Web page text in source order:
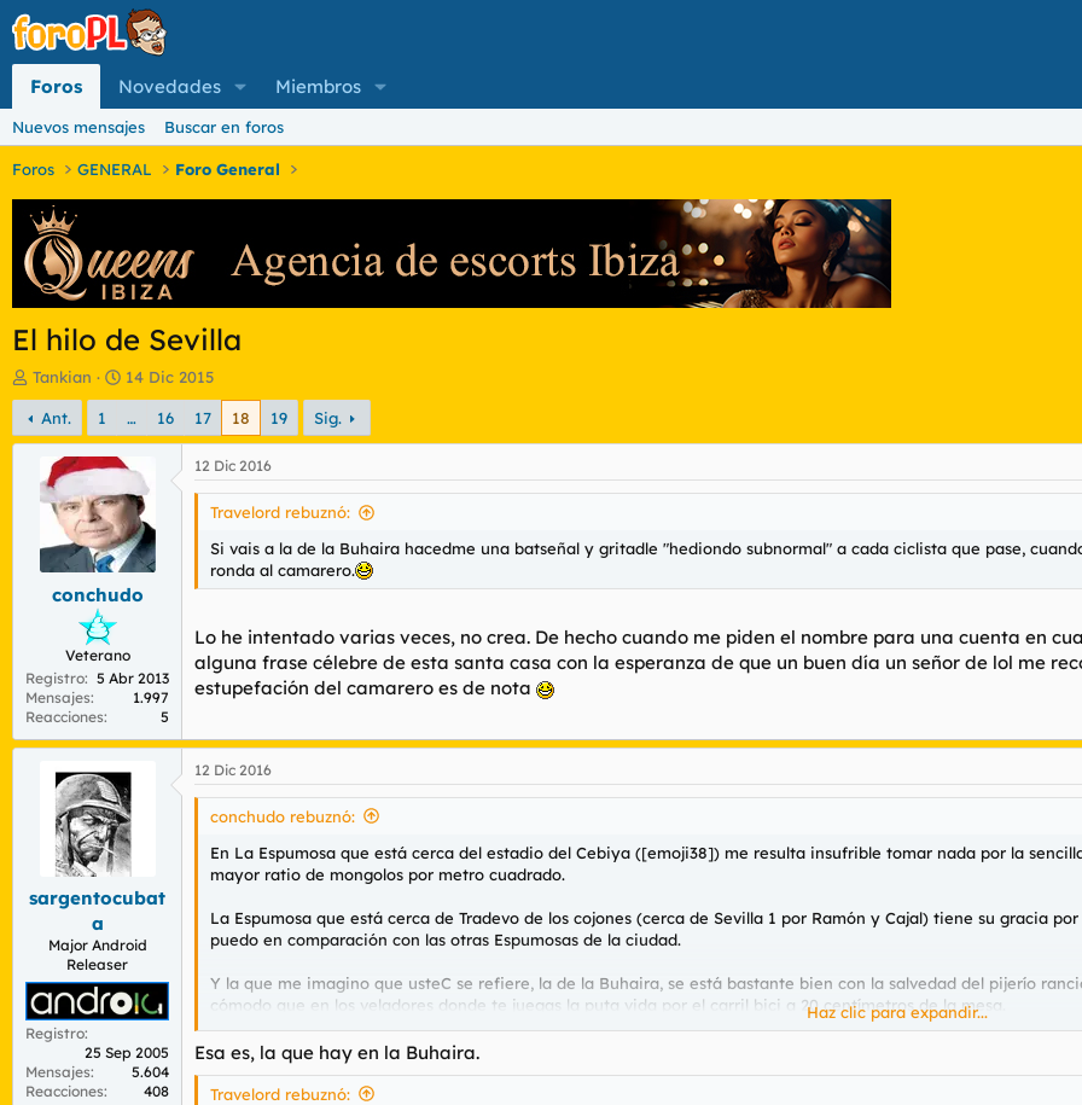
Foros Novedades Miembros
Nuevos mensajes Buscar en foros
Foros GENERAL Foro General
El hilo de Sevilla
I
n
i
c
a
d
d
m
a
Tankian
F
e
c
h
a
e
i
n
i
c
14 Dic 2015
Ant. 1 … 16 17 18 19 Sig.
conchudo
Veterano
Registro
5 Abr 2013
Mensajes
1.997
Reacciones
5
12 Dic 2016
Travelord rebuznó:
Si vais a la de la Buhaira hacedme una batseñal y gritadle "hediondo subnormal" a cada ciclista que pase,
ronda al camarero.
Lo he intentado varias veces, no crea. De hecho cuando me piden el nombre para una cuenta en
alguna frase célebre de esta santa casa con la esperanza de que un buen día un señor de lol me
estupefación del camarero es de nota
sargentocubat
a
Major Android
Releaser
Registro
25 Sep 2005
Mensajes
5.604
Reacciones
408
12 Dic 2016
conchudo rebuznó:
En La Espumosa que está cerca del estadio del Cebiya ([emoji38]) me resulta insufrible tomar nada por la
mayor ratio de mongolos por metro cuadrado.
La Espumosa que está cerca de Tradevo de los cojones (cerca de Sevilla 1 por Ramón y Cajal) tiene su gracia
puedo en comparación con las otras Espumosas de la ciudad.
Y la que me imagino que usteC se refiere, la de la Buhaira, se está bastante bien con la salvedad del pijerío
cómodo que en los veladores donde te juegas la puta vida por el carril bici a 20 centímetros de la mesa.
En fin, estaré atento a ver si me ve con mis desechos genéticos por la calle [emoji38]
Haz clic para expandir...
Esa es, la que hay en la Buhaira.
Travelord rebuznó: